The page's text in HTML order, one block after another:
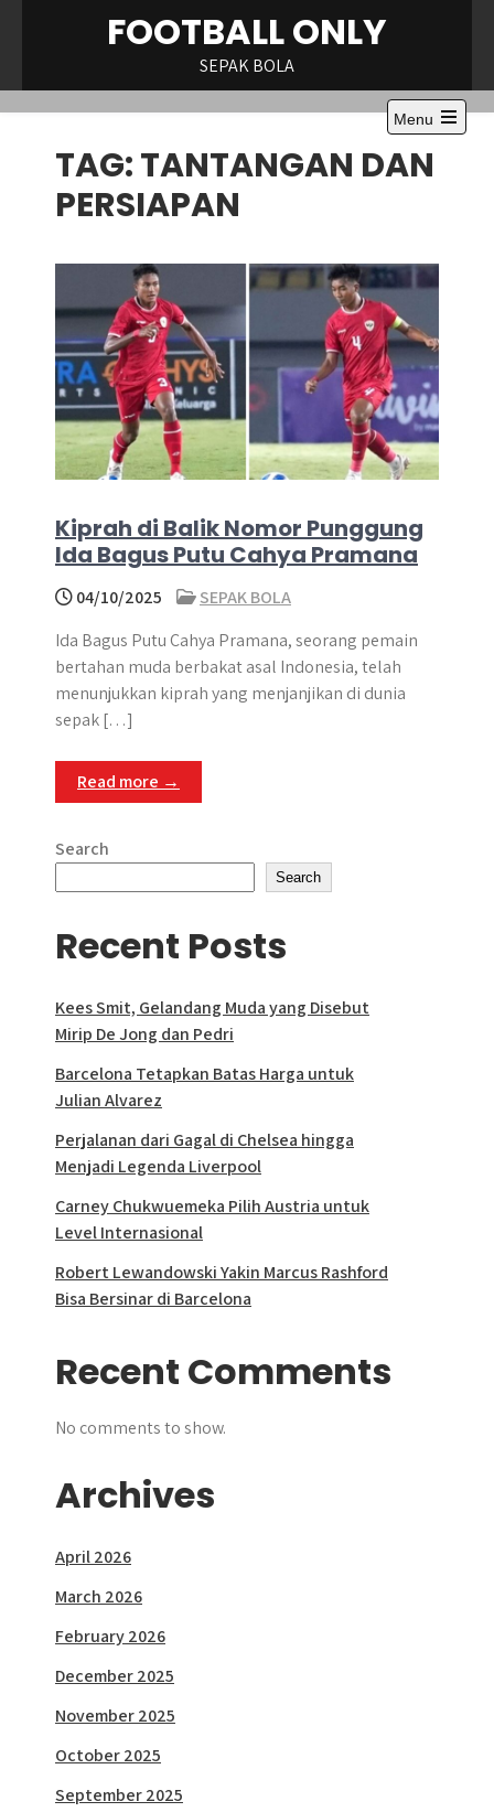
FOOTBALL ONLY
SEPAK BOLA
Menu
Open
the
main
TAG:TANTANGAN DAN
PERSIAPAN
Kiprah di Balik Nomor Punggung
Ida Bagus Putu Cahya Pramana
04/10/2025
SEPAK BOLA
Ida Bagus Putu Cahya Pramana, seorang pemain
bertahan muda berbakat asal Indonesia, telah
menunjukkan kiprah yang menjanjikan di dunia
sepak […]
Read more →
Search
Search
Recent Posts
Kees Smit, Gelandang Muda yang Disebut
Mirip De Jong dan Pedri
Barcelona Tetapkan Batas Harga untuk
Julian Alvarez
Perjalanan dari Gagal di Chelsea hingga
Menjadi Legenda Liverpool
Carney Chukwuemeka Pilih Austria untuk
Level Internasional
Robert Lewandowski Yakin Marcus Rashford
Bisa Bersinar di Barcelona
Recent Comments
No comments to show.
Archives
April 2026
March 2026
February 2026
December 2025
November 2025
October 2025
September 2025